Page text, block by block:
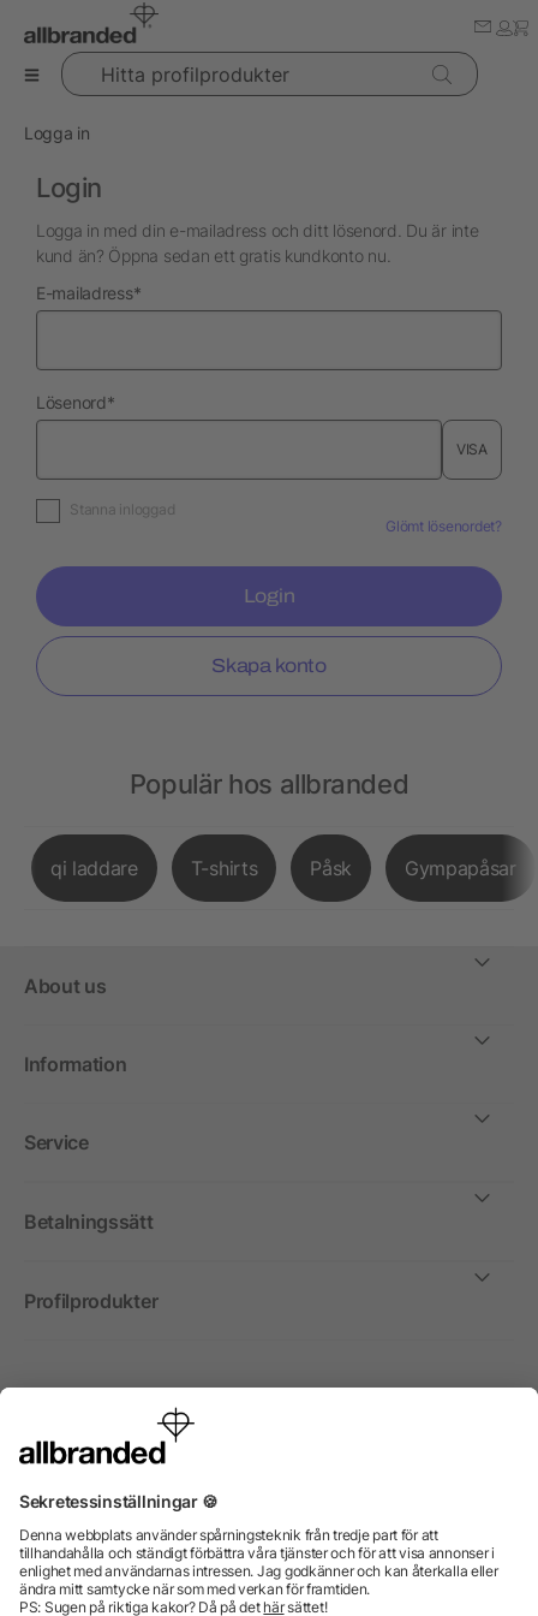
Hitta profilprodukter
Logga in
Login
Logga in med din e-mailadress och ditt lösenord. Du är inte
kund än? Öppna sedan ett gratis kundkonto nu.
E-mailadressnödvändig
*
Lösenordnödvändig
*
VISA
Stanna inloggad
Glömt lösenordet?
Login
Skapa konto
Populär hos allbranded
qi laddare T-shirts Påsk Gympapåsar
About us
Information
Service
Betalningssätt
Profilprodukter
Internationellt